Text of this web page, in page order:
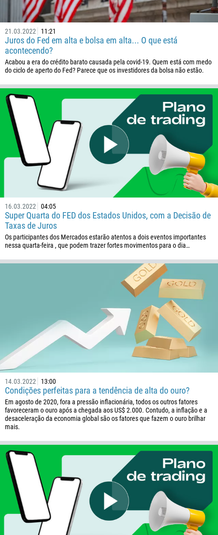
21.03.2022 11:21
Juros do Fed em alta e bolsa em alta... O que está
acontecendo?
Acabou a era do crédito barato causada pela covid-19. Quem está com medo
do ciclo de aperto do Fed? Parece que os investidores da bolsa não estão.
16.03.2022 04:05
Super Quarta do FED dos Estados Unidos, com a Decisão de
Taxas de Juros
Os participantes dos Mercados estarão atentos a dois eventos importantes
nessa quarta-feira , que podem trazer fortes movimentos para o dia…
14.03.2022 13:00
Condições perfeitas para a tendência de alta do ouro?
Em agosto de 2020, fora a pressão inflacionária, todos os outros fatores
favoreceram o ouro após a chegada aos US$ 2.000. Contudo, a inflação e a
desaceleração da economia global são os fatores que fazem o ouro brilhar
mais.